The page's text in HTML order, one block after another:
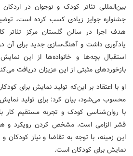
بین‌المللی تئاتر کودک و نوجوان در
جشنواره جوایز زیادی کسب کرده است،
یادآوری داشت و آهنگ‌سازی جدید برای آن
استقبال بچه‌ها و خانواده‌ها از این
بازخوردهای مثبتی از این عزیزان دریافت
او با اعتقاد بر این‌که تولید نمایش برای
محسوب می‌شود، بیان کرد: برای تولید
با روان‌شناسی کودک و تجربه مستقیم کار
قشر الزامی است. مشخص کردن رویکرد و
این زمینه، با توجه به تقاضا و نیاز کودکان
نمایش برای کودکان است.